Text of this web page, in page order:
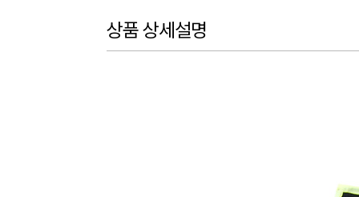
상품 상세설명